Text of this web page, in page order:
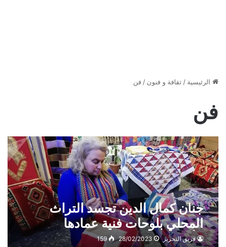
الرئيسية / ثقافة و فنون / فن
فن
جنان كمال الدين تجسد التراث
المحلي بلوحات فنية عمادها
الأقمشة
فريق التحرير 28/02/2023
159